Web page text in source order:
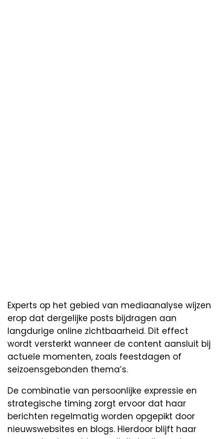
Experts op het gebied van mediaanalyse wijzen
erop dat dergelijke posts bijdragen aan
langdurige online zichtbaarheid. Dit effect
wordt versterkt wanneer de content aansluit bij
actuele momenten, zoals feestdagen of
seizoensgebonden thema’s.
De combinatie van persoonlijke expressie en
strategische timing zorgt ervoor dat haar
berichten regelmatig worden opgepikt door
nieuwswebsites en blogs. Hierdoor blijft haar